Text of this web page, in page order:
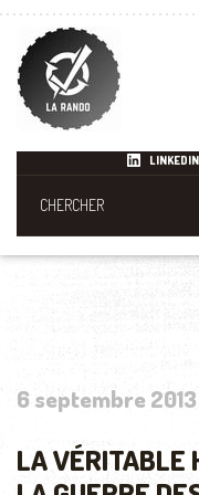
LINKEDIN
6 septembre 2013
LA VÉRITABLE